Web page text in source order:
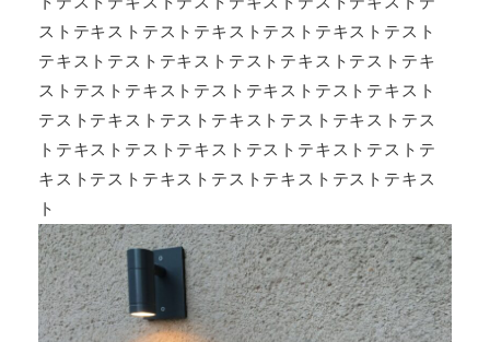
ストテキストテストテキストテストテキストテスト
テキストテストテキストテストテキストテストテキ
ストテストテキストテストテキストテストテキスト
テストテキストテストテキストテストテキストテス
トテキストテストテキストテストテキストテストテ
キストテストテキストテストテキストテストテキス
ト